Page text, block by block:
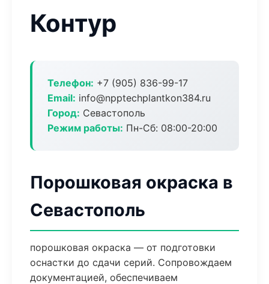
Контур
Телефон: +7 (905) 836-99-17
Email: info@npptechplantkon384.ru
Город: Севастополь
Режим работы: Пн-Сб: 08:00-20:00
Порошковая окраска в
Севастополь
порошковая окраска — от подготовки
оснастки до сдачи серий. Сопровождаем
документацией, обеспечиваем